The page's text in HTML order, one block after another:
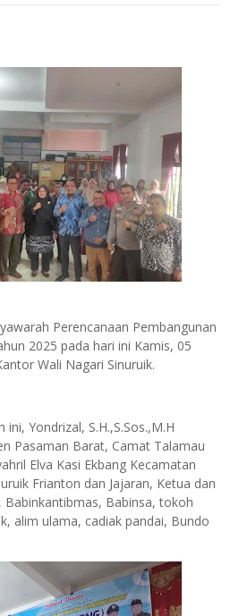
Perencanaan Pembangunan
2025 pada hari ini Kamis, 05
Wali Nagari Sinuruik.
Yondrizal, S.H.,S.Sos.,M.H
Pasaman Barat, Camat Talamau
Elva Kasi Ekbang Kecamatan
Frianton dan Jajaran, Ketua dan
Babinkantibmas, Babinsa, tokoh
alim ulama, cadiak pandai, Bundo